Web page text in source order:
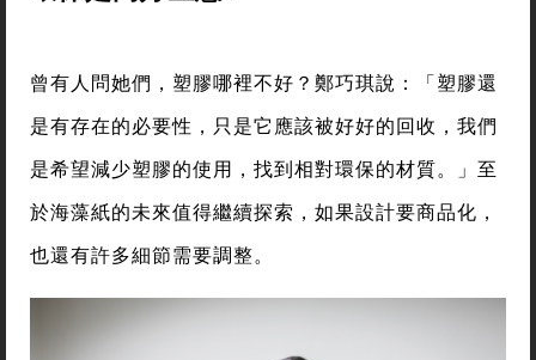
曾有人問她們，塑膠哪裡不好？鄭巧琪說：「塑膠還
是有存在的必要性，只是它應該被好好的回收，我們
是希望減少塑膠的使用，找到相對環保的材質。」至
於海藻紙的未來值得繼續探索，如果設計要商品化，
也還有許多細節需要調整。